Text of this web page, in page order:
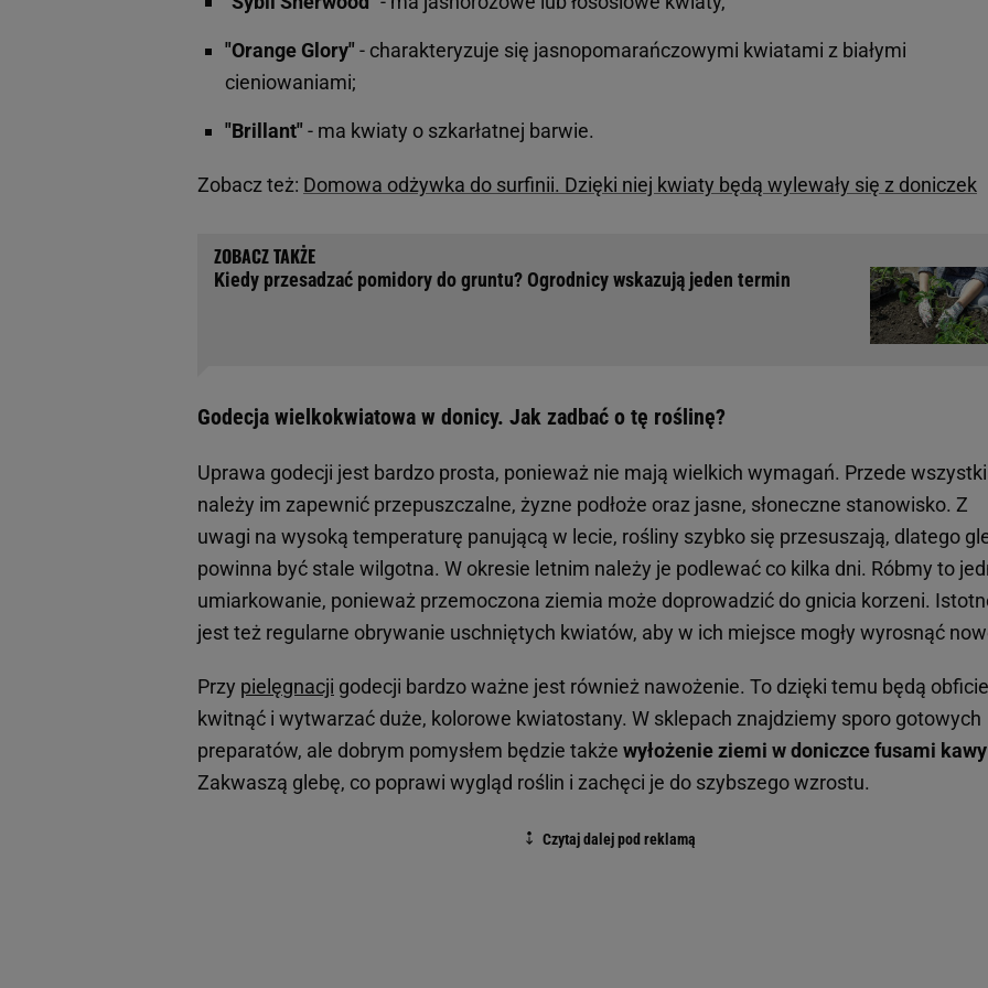
"Orange Glory" - charakteryzuje się jasnopomarańczowymi kwiatami z białymi
cieniowaniami;
"Brillant" - ma kwiaty o szkarłatnej barwie.
Zobacz też: Domowa odżywka do surfinii. Dzięki niej kwiaty będą wylewały się z doniczek
Kiedy przesadzać pomidory do gruntu? Ogrodnicy wskazują jeden termin
Godecja wielkokwiatowa w donicy. Jak zadbać o tę roślinę?
Uprawa godecji jest bardzo prosta, ponieważ nie mają wielkich wymagań. Przede
należy im zapewnić przepuszczalne, żyzne podłoże oraz jasne, słoneczne stanowisko. Z
uwagi na wysoką temperaturę panującą w lecie, rośliny szybko się przesuszają, dlatego
powinna być stale wilgotna. W okresie letnim należy je podlewać co kilka dni. Róbmy to
umiarkowanie, ponieważ przemoczona ziemia może doprowadzić do gnicia korzeni.
jest też regularne obrywanie uschniętych kwiatów, aby w ich miejsce mogły wyrosnąć
Przy pielęgnacji godecji bardzo ważne jest również nawożenie. To dzięki temu będą obficie
kwitnąć i wytwarzać duże, kolorowe kwiatostany. W sklepach znajdziemy sporo gotowych
preparatów, ale dobrym pomysłem będzie także wyłożenie ziemi w doniczce fusami kawy
Zakwaszą glebę, co poprawi wygląd roślin i zachęci je do szybszego wzrostu.